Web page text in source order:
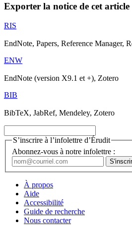
Exporter la notice de cet article
RIS
EndNote, Papers, Reference Manager,
ENW
EndNote (version X9.1 et +), Zotero
BIB
BibTeX, JabRef, Mendeley, Zotero
S’inscrire à l’infolettre d’Érudit
Abonnez-vous à notre infolettre :
À propos
Aide
Accessibilité
Guide de recherche
Nous contacter